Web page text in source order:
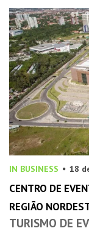
IN BUSINESS 18
CENTRO DE
REGIÃO
TURISMO DE